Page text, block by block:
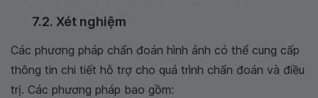
7.2. Xét nghiệm
Các phương pháp chẩn đoán hình ảnh có thể cung cấp
thông tin chi tiết hỗ trợ cho quá trình chẩn đoán và điều
trị. Các phương pháp bao gồm: